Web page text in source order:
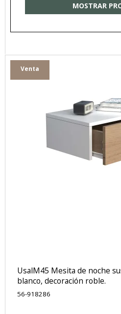
MOSTRAR
Venta
UsalM45 Mesita de noche
blanco, decoración roble.
56-918286